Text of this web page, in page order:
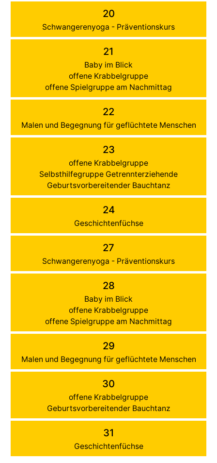
20
Schwangerenyoga - Präventionskurs
21
Baby im Blick
offene Krabbelgruppe
offene Spielgruppe am Nachmittag
22
Malen und Begegnung für geflüchtete Menschen
23
offene Krabbelgruppe
Selbsthilfegruppe Getrennterziehende
Geburtsvorbereitender Bauchtanz
24
Geschichtenfüchse
27
Schwangerenyoga - Präventionskurs
28
Baby im Blick
offene Krabbelgruppe
offene Spielgruppe am Nachmittag
29
Malen und Begegnung für geflüchtete Menschen
30
offene Krabbelgruppe
Geburtsvorbereitender Bauchtanz
31
Geschichtenfüchse